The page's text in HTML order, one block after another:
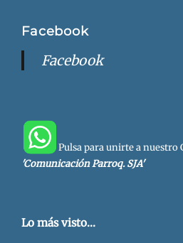
Facebook
Facebook
Pulsa para unirte a nuestro
'Comunicación Parroq. SJA'
Lo más visto...